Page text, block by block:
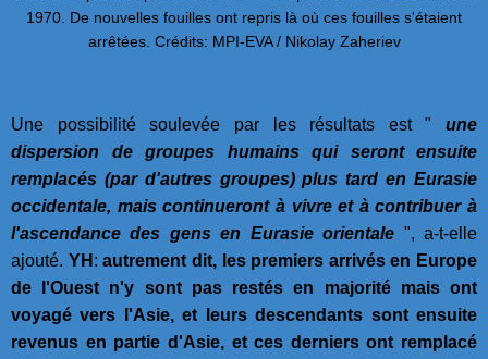
1970. De nouvelles fouilles ont repris là où ces fouilles s'étaient
arrêtées. Crédits: MPI-EVA / Nikolay Zaheriev
Une possibilité soulevée par les résultats est " une
dispersion de groupes humains qui seront ensuite
remplacés (par d'autres groupes) plus tard en Eurasie
occidentale, mais continueront à vivre et à contribuer à
l'ascendance des gens en Eurasie orientale ", a-t-elle
ajouté. YH :autrement dit, les premiers arrivés en Europe
de l'Ouest n'y sont pas restés en majorité mais ont
voyagé vers l'Asie, et leurs descendants sont ensuite
revenus en partie d'Asie, et ces derniers ont remplacé